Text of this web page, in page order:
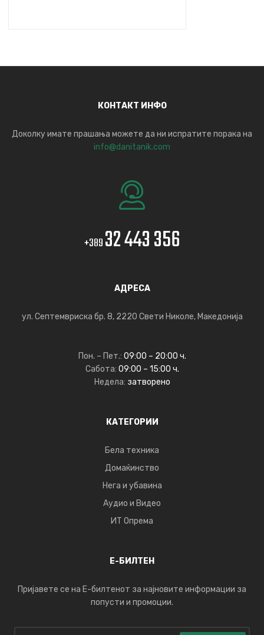
КОНТАКТ ИНФО
Доколку имате прашања можете да ни испратите порака на
info@danitanik.com
+38932 443 356
АДРЕСА
ул. Септемвриска бр. 8, 2220 Свети Николе, Македонија
Пон. – Пет.: 09:00 – 20:00 ч.
Сабота: 09:00 – 15:00 ч.
Недела: затворено
КАТЕГОРИИ
Бела техника
Домаќинство
Нега и убавина
Аудио и Видео
ИТ Опрема
Е-БИЛТЕН
Пријавете се на Е-билтенот за најновите информации за
попусти и промоции.